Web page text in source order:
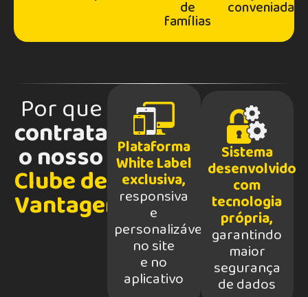
de
famílias
conveniadas
Por que
contratar
o nosso
Clube de
Vantagens?
Plataforma
White Label
exclusiva,
responsiva
e
personalizável
no site
e no
aplicativo
Sistema
desenvolvido
com
tecnologia
própria,
garantindo
maior
segurança
de dados